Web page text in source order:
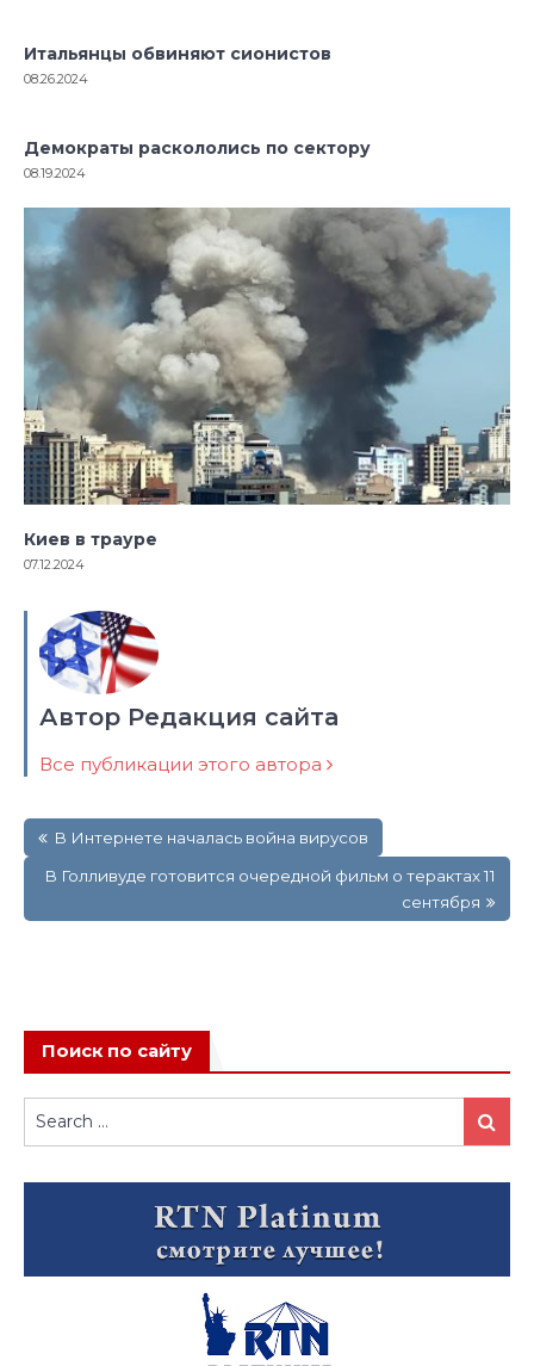
Итальянцы обвиняют сионистов
08.26.2024
Демократы раскололись по сектору
08.19.2024
Киев в трауре
07.12.2024
Автор Редакция сайта
Все публикации этого автора
по
записям
В Интернете началась война вирусов
В Голливуде готовится очередной фильм о терактах 11
сентября
Поиск по сайту
Search
for:
Search